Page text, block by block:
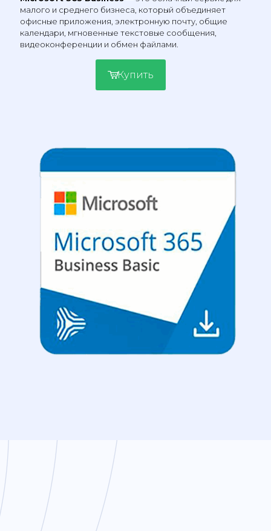
малого и среднего бизнеса, который объединяет
офисные приложения, электронную почту, общие
календари, мгновенные текстовые сообщения,
видеоконференции и обмен файлами.
Купить